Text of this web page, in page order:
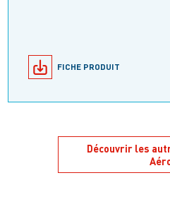
FICHE PRODUIT
Découvrir les